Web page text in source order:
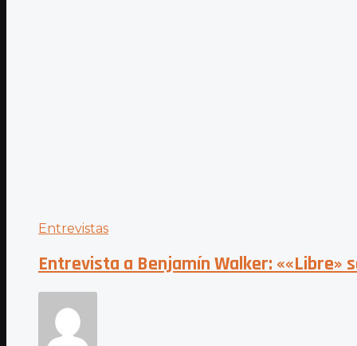
Entrevistas
Entrevista a Benjamín Walker: ««Libre»